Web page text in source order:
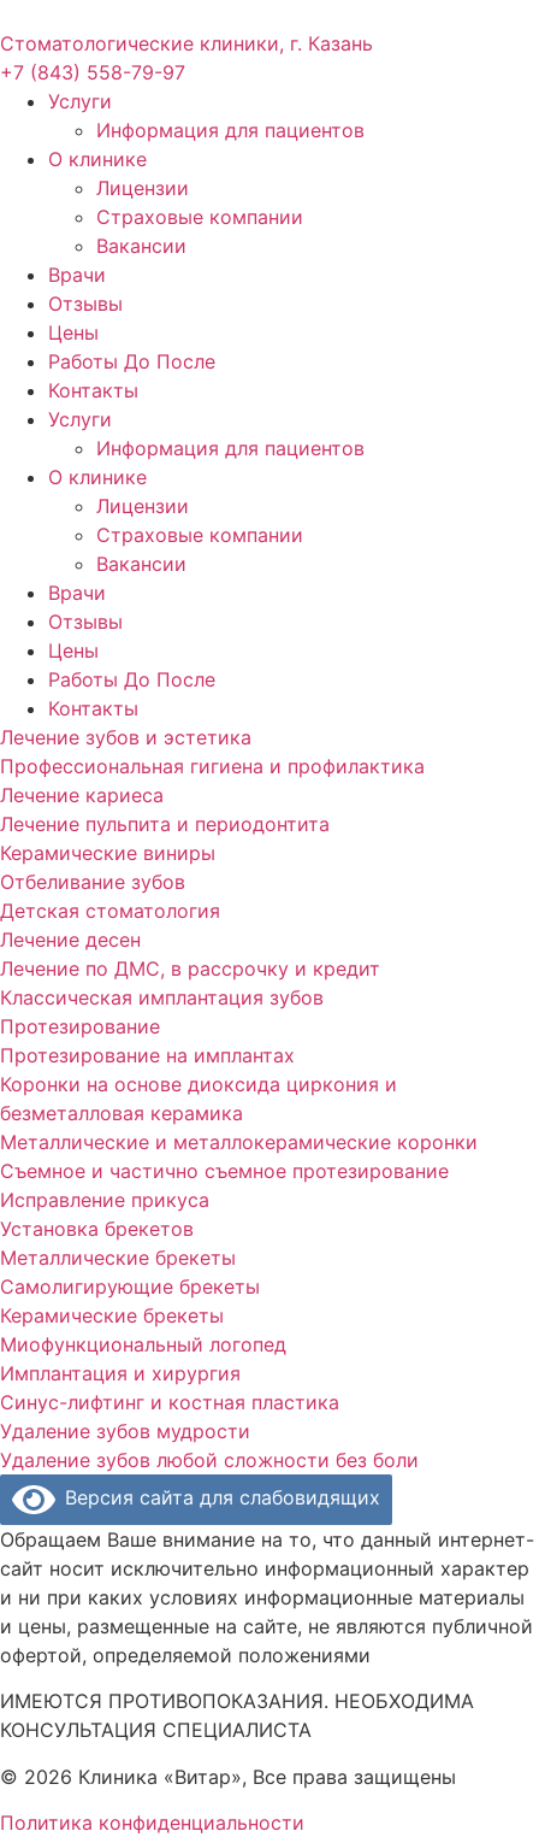
Стоматологические клиники, г. Казань
+7 (843) 558-79-97
Услуги
Информация для пациентов
О клинике
Лицензии
Страховые компании
Вакансии
Врачи
Отзывы
Цены
Работы До После
Контакты
Услуги
Информация для пациентов
О клинике
Лицензии
Страховые компании
Вакансии
Врачи
Отзывы
Цены
Работы До После
Контакты
Лечение зубов и эстетика
Профессиональная гигиена и профилактика
Лечение кариеса
Лечение пульпита и периодонтита
Керамические виниры
Отбеливание зубов
Детская стоматология
Лечение десен
Лечение по ДМС, в рассрочку и кредит
Классическая имплантация зубов
Протезирование
Протезирование на имплантах
Коронки на основе диоксида циркония и
безметалловая керамика
Металлические и металлокерамические коронки
Съемное и частично съемное протезирование
Исправление прикуса
Установка брекетов
Металлические брекеты
Cамолигирующие брекеты
Керамические брекеты
Миофункциональный логопед
Имплантация и хирургия
Синус-лифтинг и костная пластика
Удаление зубов мудрости
Удаление зубов любой сложности без боли
Версия сайта для слабовидящих
Обращаем Ваше внимание на то, что данный интернет-
сайт носит исключительно информационный характер
и ни при каких условиях информационные материалы
и цены, размещенные на сайте, не являются публичной
офертой, определяемой положениями
ИМЕЮТСЯ ПРОТИВОПОКАЗАНИЯ. НЕОБХОДИМА
КОНСУЛЬТАЦИЯ СПЕЦИАЛИСТА
© 2026 Клиника «Витар», Все права защищены
Политика конфиденциальности